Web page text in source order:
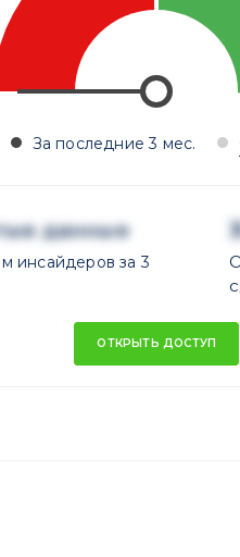
За последние 3 мес.
данные
инсайдеров за 3
ОТКРЫТЬ ДОСТУП